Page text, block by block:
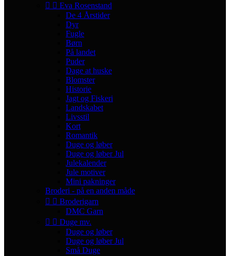
  Eva Rosenstand
De 4 Årstider
Dyr
Fugle
Børn
På landet
Puder
Dage at huske
Blomster
Historie
Jagt og Fiskeri
Landskabet
Livsstil
Kort
Romantik
Duge og løber
Duge og løber Jul
Julekalender
Jule motiver
Mini pakninger
Broderi - på en anden måde
  Broderigarn
DMC Garn
  Duge mv.
Duge og løber
Duge og løber Jul
Små Duge